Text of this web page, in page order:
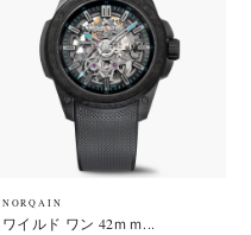
NORQAIN
ワイルド ワン 42ｍｍ...